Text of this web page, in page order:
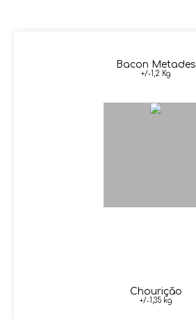
Bacon Metades
+/-1,2 Kg
Chouriçăo
+/-1,35 kg